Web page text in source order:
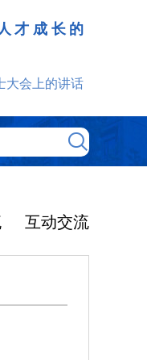
才成长的
大会上的讲话
互动交流